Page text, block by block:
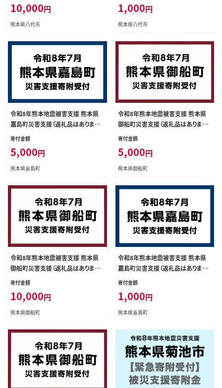
10,000円
熊本県八代市
1,000円
熊本県八代市
令和8年熊本地震被害支援 熊本県
嘉島町災害支援（返礼品はありませ
ん） KK007
寄付金額
5,000円
熊本県嘉島町
令和8年熊本地震被害支援 熊本県
御船町災害支援（返礼品はありませ
ん） ZA002
寄付金額
5,000円
熊本県御船町
令和8年熊本地震被害支援 熊本県
御船町災害支援（返礼品はありませ
ん） ZA003
寄付金額
10,000円
熊本県御船町
令和8年熊本地震被害支援 熊本県
嘉島町災害支援（返礼品はありませ
ん） KK006
寄付金額
1,000円
熊本県嘉島町